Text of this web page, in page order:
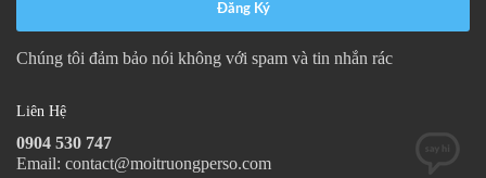
Chúng tôi đảm bảo nói không với spam và tin nhắn rác
Liên Hệ
0904 530 747
Email: contact@moitruongperso.com